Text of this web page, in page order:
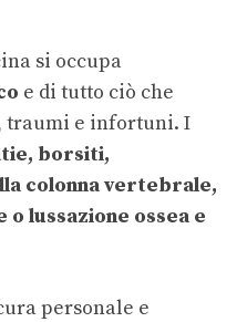
si occupa
e di tutto ciò che
traumi e infortuni. I
borsiti,
colonna vertebrale,
lussazione ossea e
personale e